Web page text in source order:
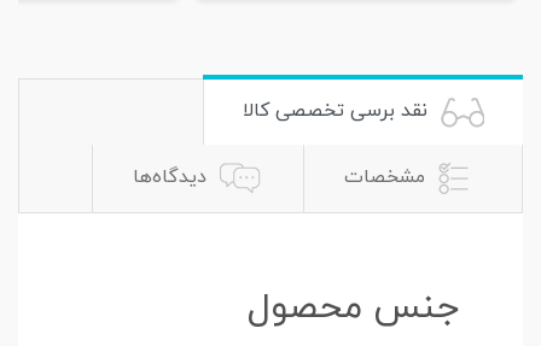
نقد برسی تخصصی کالا
مشخصات دیدگاه‌ها
جنس محصول